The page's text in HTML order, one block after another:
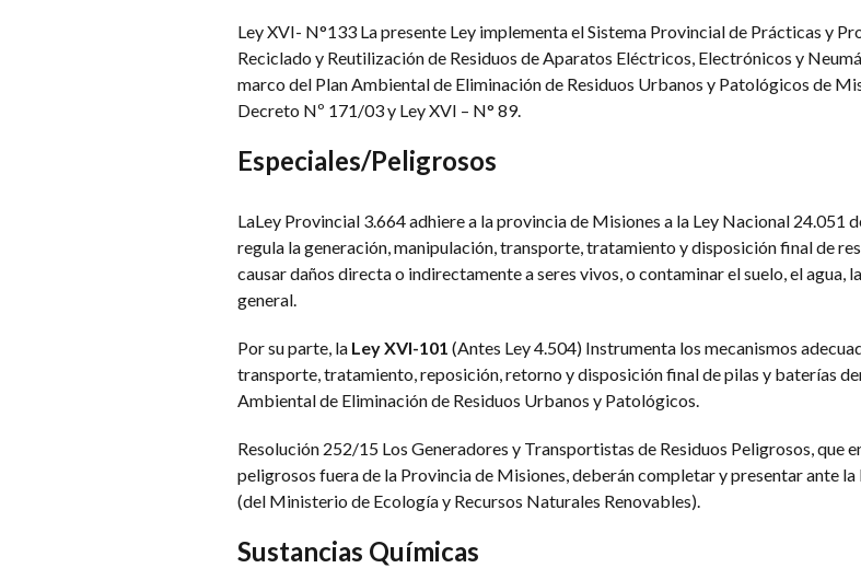
Ley XVI- N°133 La presente Ley implementa el Sistema Provincial de Prácticas y
Reciclado y Reutilización de Residuos de Aparatos Eléctricos, Electrónicos y
marco del Plan Ambiental de Eliminación de Residuos Urbanos y Patológicos de
Decreto Nº 171/03 y Ley XVI – N° 89.
Especiales/Peligrosos
LaLey Provincial 3.664 adhiere a la provincia de Misiones a la Ley Nacional 24.051
regula la generación, manipulación, transporte, tratamiento y disposición final de
causar daños directa o indirectamente a seres vivos, o contaminar el suelo, el agua,
general.
Por su parte, la Ley XVI-101 (Antes Ley 4.504) Instrumenta los mecanismos
transporte, tratamiento, reposición, retorno y disposición final de pilas y baterías
Ambiental de Eliminación de Residuos Urbanos y Patológicos.
Resolución 252/15 Los Generadores y Transportistas de Residuos Peligrosos, que
peligrosos fuera de la Provincia de Misiones, deberán completar y presentar ante
(del Ministerio de Ecología y Recursos Naturales Renovables).
Sustancias Químicas